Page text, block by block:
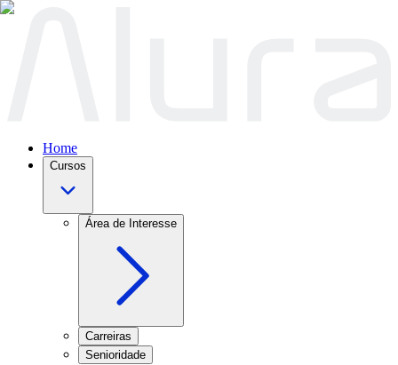
Home
Cursos
Área de Interesse
Carreiras
Senioridade